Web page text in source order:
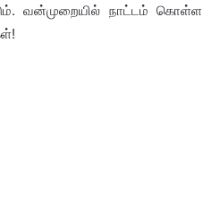
வன்முறையில் நாட்டம் கொள்ள